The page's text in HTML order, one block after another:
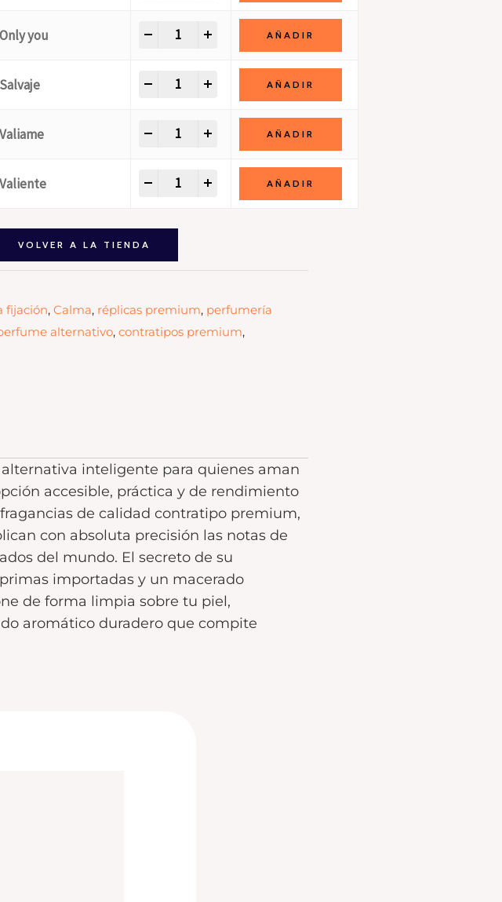
Only you AÑADIR
Salvaje AÑADIR
Valiame AÑADIR
Valiente AÑADIR
VOLVER A LA TIENDA
fijación, Calma, réplicas premium, perfumería
alternativo, contratipos premium,
inteligente para quienes aman
accesible, práctica y de rendimiento
de calidad contratipo premium,
con absoluta precisión las notas de
del mundo. El secreto de su
importadas y un macerado
de forma limpia sobre tu piel,
aromático duradero que compite